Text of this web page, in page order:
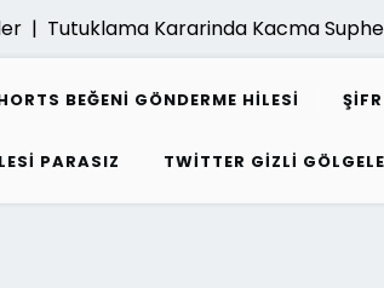
| Tutuklama Kararinda Kacma
BEĞENI GÖNDERME HILESI
PARASIZ TWITTER GIZLI